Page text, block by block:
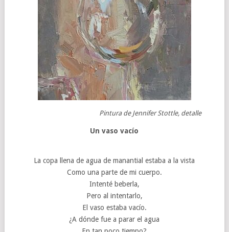
Pintura de Jennifer Stottle, detalle
Un vaso vacío
La copa llena de agua de manantial estaba a la vista
Como una parte de mi cuerpo.
Intenté beberla,
Pero al intentarlo,
El vaso estaba vacío.
¿A dónde fue a parar el agua